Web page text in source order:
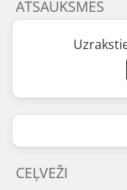
ATSAUKSMES
CEĻVEŽI